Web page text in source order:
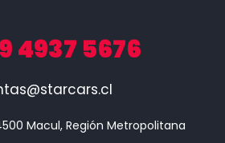
9 4937 5676